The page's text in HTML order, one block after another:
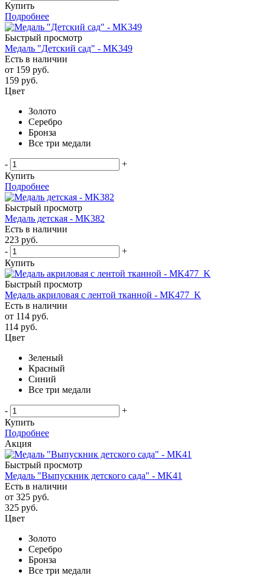
Купить
Подробнее
Быстрый просмотр
Медаль "Детский сад" - MK349
Есть в наличии
от 159 руб.
159 руб.
Цвет
Золото
Серебро
Бронза
Все три медали
-
+
Купить
Подробнее
Быстрый просмотр
Медаль детская - MK382
Есть в наличии
223 руб.
-
+
Купить
Быстрый просмотр
Медаль акриловая с лентой тканной - MK477_K
Есть в наличии
от 114 руб.
114 руб.
Цвет
Зеленый
Красный
Синий
Все три медали
-
+
Купить
Подробнее
Акция
Быстрый просмотр
Медаль "Выпускник детского сада" - MK41
Есть в наличии
от 325 руб.
325 руб.
Цвет
Золото
Серебро
Бронза
Все три медали